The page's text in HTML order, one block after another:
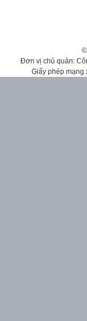
Đơn vị chủ quản:
Giấy phép mạng